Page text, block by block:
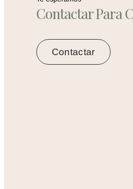
Contactar Para
Contactar